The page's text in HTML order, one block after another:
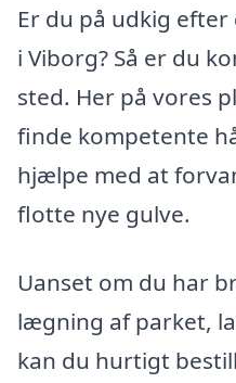
Er du på udkig
i Viborg? Så er du
sted. Her på vores
finde kompetente
hjælpe med at
flotte nye gulve.
Uanset om du har
lægning af parket,
kan du hurtigt